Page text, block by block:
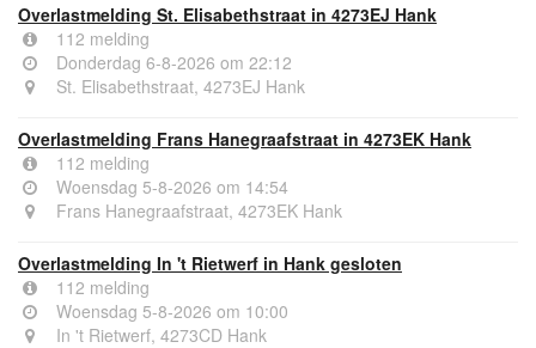
Overlastmelding St. Elisabethstraat in 4273EJ Hank
112 melding
Donderdag 6-8-2026 om 22:12
St. Elisabethstraat, 4273EJ Hank
Overlastmelding Frans Hanegraafstraat in 4273EK Hank
112 melding
Woensdag 5-8-2026 om 14:54
Frans Hanegraafstraat, 4273EK Hank
Overlastmelding In 't Rietwerf in Hank gesloten
112 melding
Woensdag 5-8-2026 om 10:00
In 't Rietwerf, 4273CD Hank